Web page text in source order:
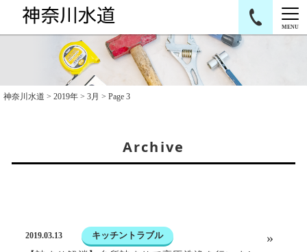
MENU
神奈川水道 > 2019年 > 3月 > Page 3
Archive
2019.03.13
キッチントラブル